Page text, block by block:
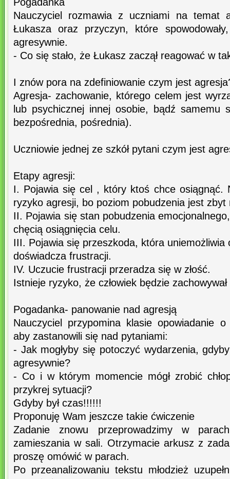
Nauczyciel rozmawia z uczniami na temat
Łukasza oraz przyczyn, które
agresywnie.
- Co się stało, że Łukasz zaczął reagować w
I znów pora na zdefiniowanie czym jest
Agresja- zachowanie, którego celem jest
lub psychicznej innej osobie, bądź samemu
bezpośrednia, pośrednia).
Uczniowie jednej ze szkół pytani czym jest
Etapy agresji:
I. Pojawia się cel , który ktoś chce osiągnąć.
ryzyko agresji, bo poziom pobudzenia jest zbyt
II. Pojawia się stan pobudzenia
chęcią osiągnięcia celu.
III. Pojawia się przeszkoda, która uniemożliwia
doświadcza frustracji.
IV. Uczucie frustracji przeradza się w złość.
Istnieje ryzyko, że człowiek będzie
Pogadanka- panowanie nad agresją
Nauczyciel przypomina klasie opowiadanie
aby zastanowili się nad pytaniami:
- Jak mogłyby się potoczyć wydarzenia,
agresywnie?
- Co i w którym momencie mógł zrobić
przykrej sytuacji?
Gdyby był czas!!!!!!
Proponuję Wam jeszcze takie ćwiczenie
Zadanie znowu przeprowadzimy w
zamieszania w sali. Otrzymacie arkusz z
proszę omówić w parach.
Po przeanalizowaniu tekstu młodzież